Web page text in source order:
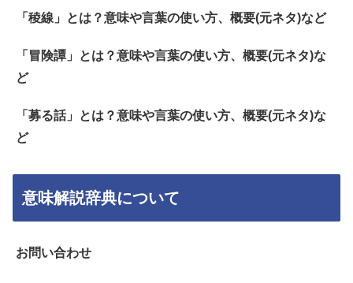
「稜線」とは？意味や言葉の使い方、概要(元ネタ)など
「冒険譚」とは？意味や言葉の使い方、概要(元ネタ)な
ど
「募る話」とは？意味や言葉の使い方、概要(元ネタ)な
ど
意味解説辞典について
お問い合わせ